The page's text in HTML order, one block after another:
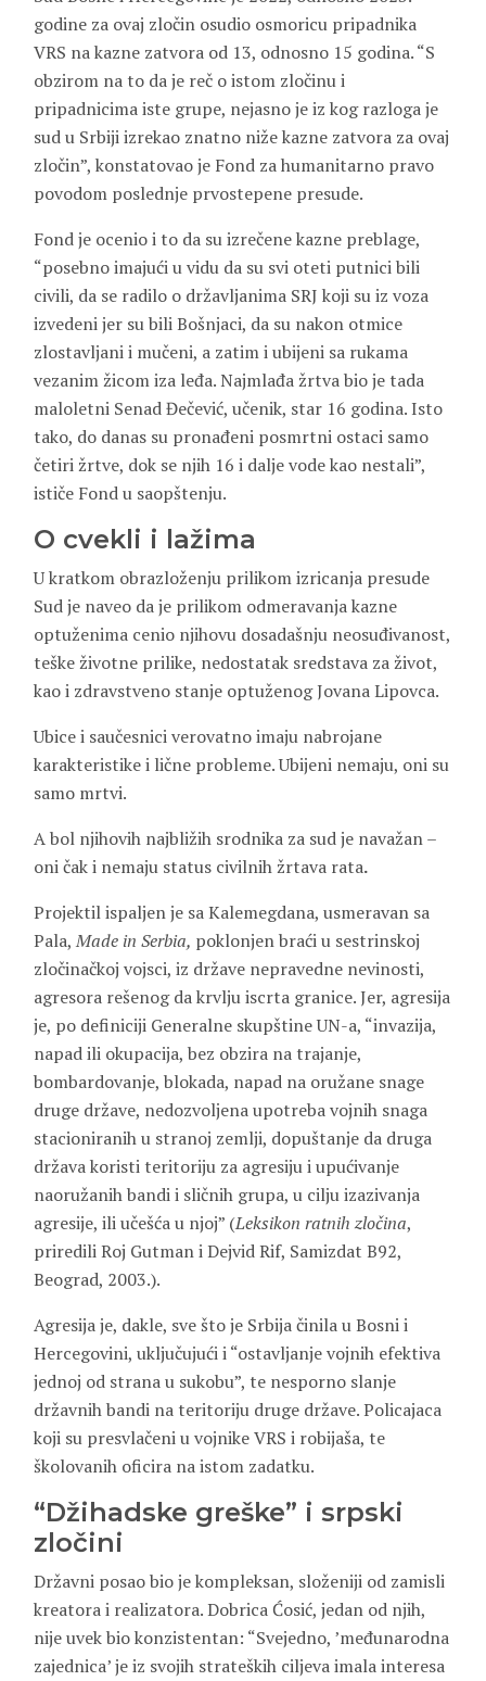
godine za ovaj zločin osudio osmoricu pripadnika
VRS na kazne zatvora od 13, odnosno 15 godina. “S
obzirom na to da je reč o istom zločinu i
pripadnicima iste grupe, nejasno je iz kog razloga je
sud u Srbiji izrekao znatno niže kazne zatvora za ovaj
zločin”, konstatovao je Fond za humanitarno pravo
povodom poslednje prvostepene presude.
Fond je ocenio i to da su izrečene kazne preblage,
“posebno imajući u vidu da su svi oteti putnici bili
civili, da se radilo o državljanima SRJ koji su iz voza
izvedeni jer su bili Bošnjaci, da su nakon otmice
zlostavljani i mučeni, a zatim i ubijeni sa rukama
vezanim žicom iza leđa. Najmlađa žrtva bio je tada
maloletni Senad Đečević, učenik, star 16 godina. Isto
tako, do danas su pronađeni posmrtni ostaci samo
četiri žrtve, dok se njih 16 i dalje vode kao nestali”,
ističe Fond u saopštenju.
O cvekli i lažima
U kratkom obrazloženju prilikom izricanja presude
Sud je naveo da je prilikom odmeravanja kazne
optuženima cenio njihovu dosadašnju neosuđivanost,
teške životne prilike, nedostatak sredstava za život,
kao i zdravstveno stanje optuženog Jovana Lipovca.
Ubice i saučesnici verovatno imaju nabrojane
karakteristike i lične probleme. Ubijeni nemaju, oni su
samo mrtvi.
A bol njihovih najbližih srodnika za sud je navažan –
oni čak i nemaju status civilnih žrtava rata.
Projektil ispaljen je sa Kalemegdana, usmeravan sa
Pala,Made in Serbia, poklonjen braći u sestrinskoj
zločinačkoj vojsci, iz države nepravedne nevinosti,
agresora rešenog da krvlju iscrta granice. Jer, agresija
je, po definiciji Generalne skupštine UN-a, “invazija,
napad ili okupacija, bez obzira na trajanje,
bombardovanje, blokada, napad na oružane snage
druge države, nedozvoljena upotreba vojnih snaga
stacioniranih u stranoj zemlji, dopuštanje da druga
država koristi teritoriju za agresiju i upućivanje
naoružanih bandi i sličnih grupa, u cilju izazivanja
agresije, ili učešća u njoj” (Leksikon ratnih zločina,
priredili Roj Gutman i Dejvid Rif, Samizdat B92,
Beograd, 2003.).
Agresija je, dakle, sve što je Srbija činila u Bosni i
Hercegovini, uključujući i “ostavljanje vojnih efektiva
jednoj od strana u sukobu”, te nesporno slanje
državnih bandi na teritoriju druge države. Policajaca
koji su presvlačeni u vojnike VRS i robijaša, te
školovanih oficira na istom zadatku.
“Džihadske greške” i srpski
zločini
Državni posao bio je kompleksan, složeniji od zamisli
kreatora i realizatora. Dobrica Ćosić, jedan od njih,
nije uvek bio konzistentan: “Svejedno, ’međunarodna
zajednica’ je iz svojih strateških ciljeva imala interesa